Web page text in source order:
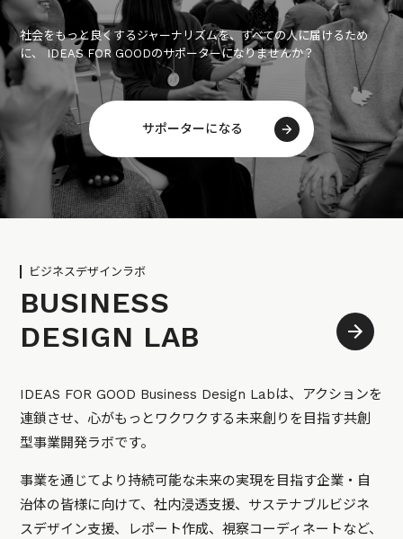
社会をもっと良くするジャーナリズムを、すべての人に届けるため
に、 IDEAS FOR GOODのサポーターになりませんか？
サポーターになる
ビジネスデザインラボ
BUSINESS
DESIGN LAB
IDEAS FOR GOOD Business Design Labは、アクションを
連鎖させ、心がもっとワクワクする未来創りを目指す共創
型事業開発ラボです。
事業を通じてより持続可能な未来の実現を目指す企業・自
治体の皆様に向けて、社内浸透支援、サステナブルビジネ
スデザイン支援、レポート作成、視察コーディネートなど、